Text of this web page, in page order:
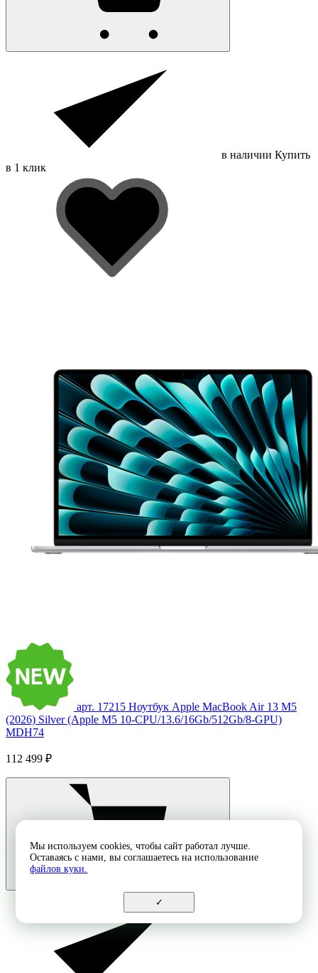
в наличии Купить
в 1 клик
арт. 17215 Ноутбук Apple MacBook Air 13 M5
(2026) Silver (Apple M5 10-CPU/13.6/16Gb/512Gb/8-GPU)
MDH74
112 499 ₽
Мы используем cookies, чтобы сайт работал лучше.
Оставаясь с нами, вы соглашаетесь на использование
файлов куки.
✓